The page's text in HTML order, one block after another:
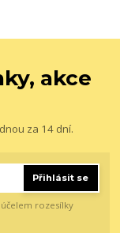
akce
za 14 dní.
Přihlásit se
účelem rozesílky